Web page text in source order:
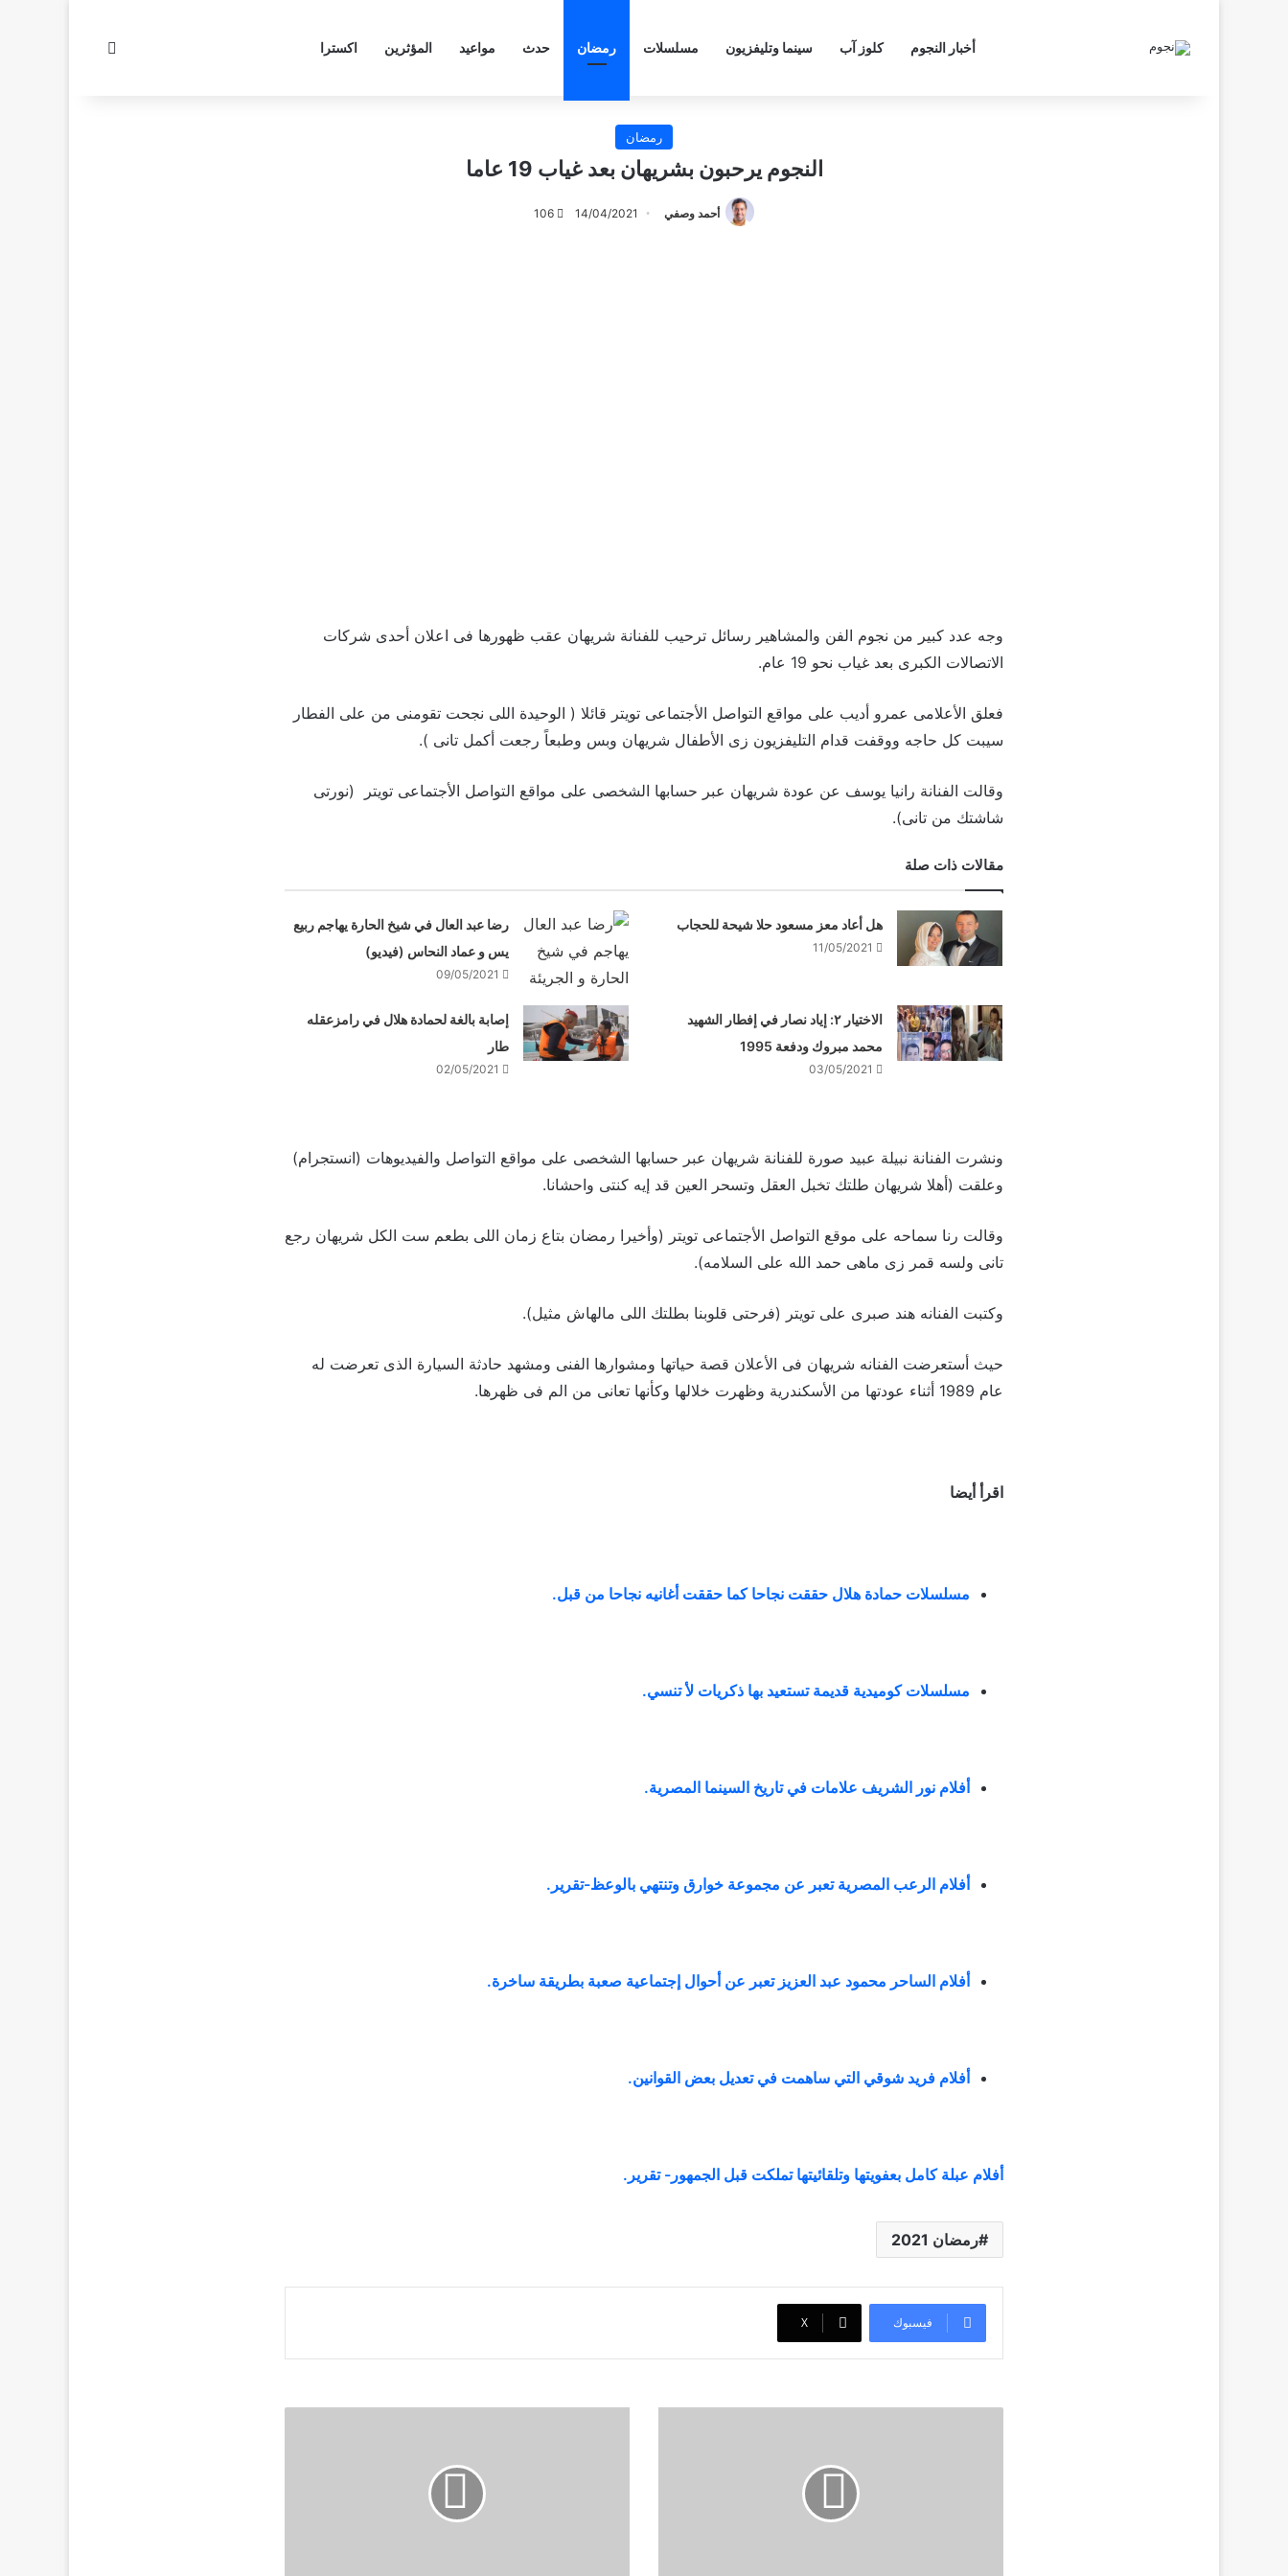
أخبار النجوم كلوز آب سينما وتليفزيون مسلسلات رمضان حدث مواعيد المؤثرين اكسترا
رمضان
النجوم يرحبون بشريهان بعد غياب 19 عاما
أحمد وصفي 14/04/2021
106
وجه عدد كبير من نجوم الفن والمشاهير رسائل ترحيب للفنانة شريهان عقب ظهورها فى اعلان أحدى شركات
الاتصالات الكبرى بعد غياب نحو 19 عام.
فعلق الأعلامى عمرو أديب على مواقع التواصل الأجتماعى تويتر قائلا ( الوحيدة اللى نجحت تقومنى من على الفطار
سيبت كل حاجه ووقفت قدام التليفزيون زى الأطفال شريهان وبس وطبعاً رجعت أكمل تانى ).
وقالت الفنانة رانيا يوسف عن عودة شريهان عبر حسابها الشخصى على مواقع التواصل الأجتماعى تويتر (نورتى
شاشتك من تانى).
مقالات ذات صلة
هل أعاد معز مسعود حلا شيحة للحجاب
11/05/2021
رضا عبد العال في شيخ الحارة يهاجم ربيع
يس و عماد النحاس (فيديو)
09/05/2021
الاختيار ٢: إياد نصار في إفطار الشهيد
محمد مبروك ودفعة 1995
03/05/2021
إصابة بالغة لحمادة هلال في رامزعقله
طار
02/05/2021
ونشرت الفنانة نبيلة عبيد صورة للفنانة شريهان عبر حسابها الشخصى على مواقع التواصل والفيديوهات (انستجرام)
وعلقت (أهلا شريهان طلتك تخبل العقل وتسحر العين قد إيه كنتى واحشانا.
وقالت رنا سماحه على موقع التواصل الأجتماعى تويتر (وأخيرا رمضان بتاع زمان اللى بطعم ست الكل شريهان رجع
تانى ولسه قمر زى ماهى حمد الله على السلامه).
وكتبت الفنانه هند صبرى على تويتر (فرحتى قلوبنا بطلتك اللى مالهاش مثيل).
حيث أستعرضت الفنانه شريهان فى الأعلان قصة حياتها ومشوارها الفنى ومشهد حادثة السيارة الذى تعرضت له
عام 1989 أثناء عودتها من الأسكندرية وظهرت خلالها وكأنها تعانى من الم فى ظهرها.
اقرأ أيضا
مسلسلات حمادة هلال حققت نجاحا كما حققت أغانيه نجاحا من قبل.
مسلسلات كوميدية قديمة تستعيد بها ذكريات لأ تنسي.
أفلام نور الشريف علامات في تاريخ السينما المصرية.
أفلام الرعب المصرية تعبر عن مجموعة خوارق وتنتهي بالوعظ-تقرير .
أفلام الساحر محمود عبد العزيز تعبر عن أحوال إجتماعية صعبة بطريقة ساخرة.
أفلام فريد شوقي التي ساهمت في تعديل بعض القوانين.
أفلام عبلة كامل بعفويتها وتلقائيتها تملكت قبل الجمهور- تقرير.
رمضان 2021
فيسبوك ‫X